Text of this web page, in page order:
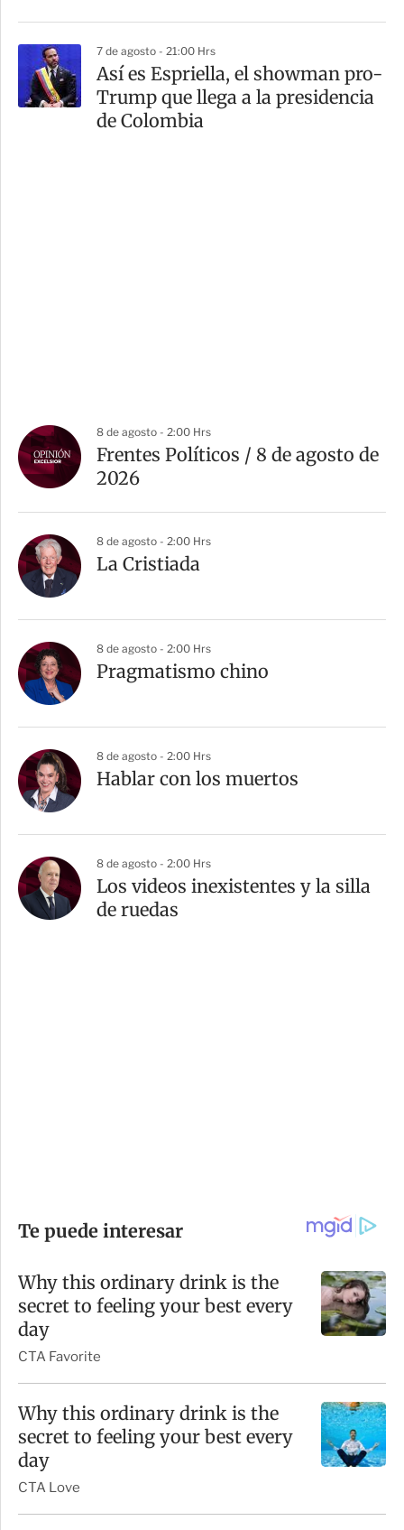
7 de agosto - 21:00 Hrs
Así es Espriella, el showman pro-
Trump que llega a la presidencia
de Colombia
8 de agosto - 2:00 Hrs
Frentes Políticos / 8 de agosto de
2026
8 de agosto - 2:00 Hrs
La Cristiada
8 de agosto - 2:00 Hrs
Pragmatismo chino
8 de agosto - 2:00 Hrs
Hablar con los muertos
8 de agosto - 2:00 Hrs
Los videos inexistentes y la silla
de ruedas